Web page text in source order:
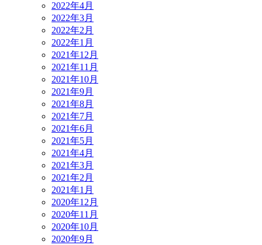
2022年4月
2022年3月
2022年2月
2022年1月
2021年12月
2021年11月
2021年10月
2021年9月
2021年8月
2021年7月
2021年6月
2021年5月
2021年4月
2021年3月
2021年2月
2021年1月
2020年12月
2020年11月
2020年10月
2020年9月